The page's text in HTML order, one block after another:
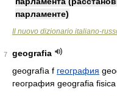
парламенте)
Il nuovo dizionario italiano-
7
geografia
geografìa f география
география geografia